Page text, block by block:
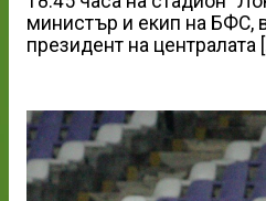
министър и екип на БФС,
президент на централата